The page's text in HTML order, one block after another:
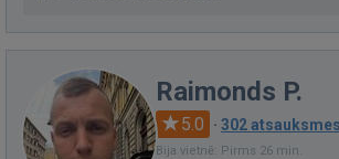
Raimonds P.
5.0 · 302 atsauksmes
Bija vietnē: Pirms 26 min.